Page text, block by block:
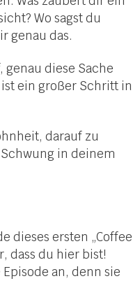
Wo sagst du
genau das.
diese Sache
ein großer Schritt in
darauf zu
in deinem
dieses ersten „Coffee
dass du hier bist!
an, denn sie